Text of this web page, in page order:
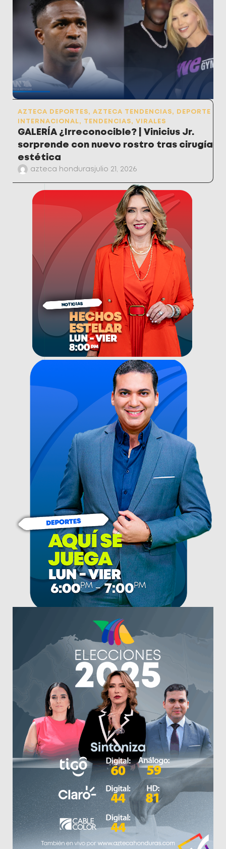
AZTECA DEPORTES, AZTECA TENDENCIAS,
DEPORTE
INTERNACIONAL, TENDENCIAS, VIRALES
GALERÍA ¿Irreconocible? | Vinicius Jr.
sorprende con nuevo rostro tras cirugía
estética
azteca hondurasjulio 21, 2026